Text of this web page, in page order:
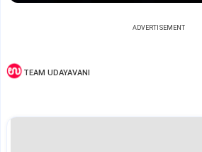
ADVERTISEMENT
TEAM UDAYAVANI